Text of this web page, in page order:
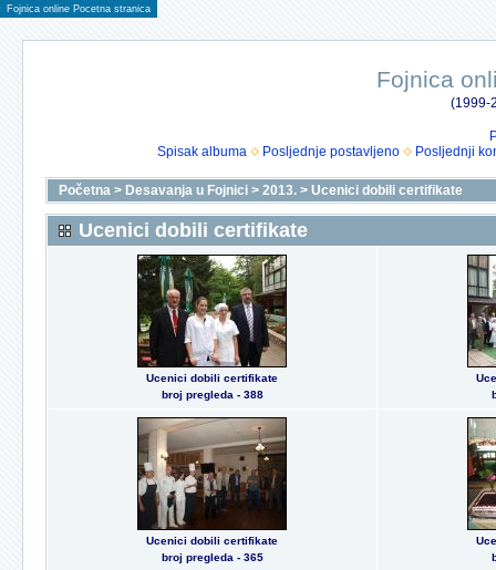
Fojnica online Pocetna stranica
Fojnica
(1999-
Spisak albuma
Posljednje postavljeno Posljednji
Početna > Desavanja u Fojnici > 2013. > Ucenici dobili certifikate
Ucenici dobili certifikate
Ucenici dobili certifikate
broj pregleda - 388
Ucenici dobili certifikate
broj pregleda - 365